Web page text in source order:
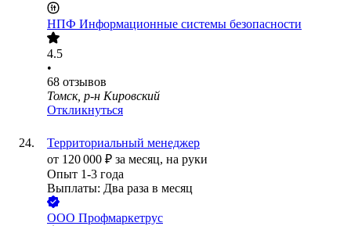
НПФ Информационные системы безопасности
4.5
•
68 отзывов
Томск, р-н Кировский
Откликнуться
Территориальный менеджер
от 120 000 ₽ за месяц, на руки
Опыт 1-3 года
Выплаты: Два раза в месяц
ООО Профмаркетрус